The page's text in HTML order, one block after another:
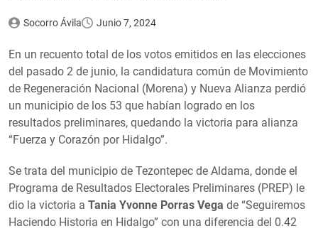
Socorro Ávila Junio 7, 2024
En un recuento total de los votos emitidos en las elecciones
del pasado 2 de junio, la candidatura común de Movimiento
de Regeneración Nacional (Morena) y Nueva Alianza perdió
un municipio de los 53 que habían logrado en los
resultados preliminares, quedando la victoria para alianza
“Fuerza y Corazón por Hidalgo”.
Se trata del municipio de Tezontepec de Aldama, donde el
Programa de Resultados Electorales Preliminares (PREP) le
dio la victoria a Tania Yvonne Porras Vega de “Seguiremos
Haciendo Historia en Hidalgo” con una diferencia del 0.42